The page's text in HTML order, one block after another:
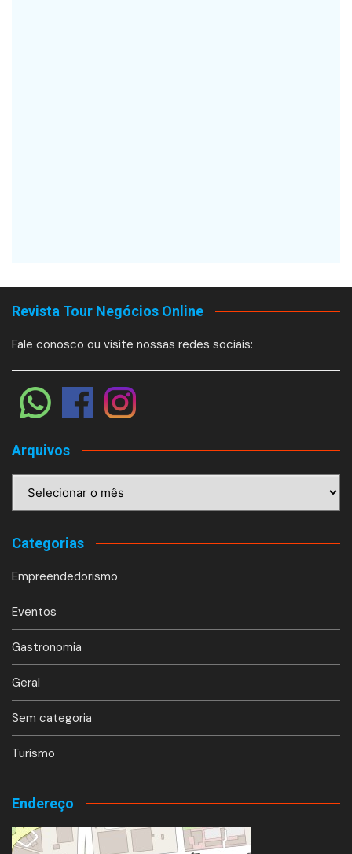
Revista Tour Negócios Online
Fale conosco ou visite nossas redes sociais:
Arquivos
Categorias
Empreendedorismo
Eventos
Gastronomia
Geral
Sem categoria
Turismo
Endereço